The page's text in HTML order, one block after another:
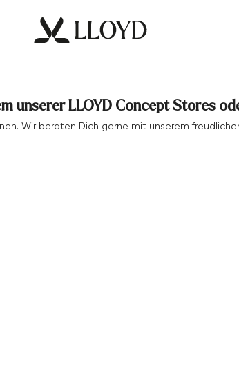
unserer LLOYD Concept Stores
Wir beraten Dich gerne mit unserem